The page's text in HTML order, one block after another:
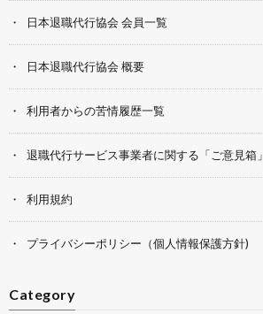
日本退職代行協会 会員一覧
日本退職代行協会 概要
利用者からの苦情履歴一覧
退職代行サービス事業者に関する「ご意見箱」
利用規約
プライバシーポリシー（個人情報保護方針)
Category